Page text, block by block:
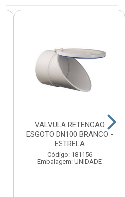
VALVULA RETENCAO
ESGOTO DN100 BRANCO -
ESTRELA
Código: 181156
Embalagem: UNIDADE